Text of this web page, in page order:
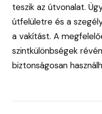
teszik az útvonalat.
útfelületre és a
a vakítást. A
szintkülönbségek
biztonságosan